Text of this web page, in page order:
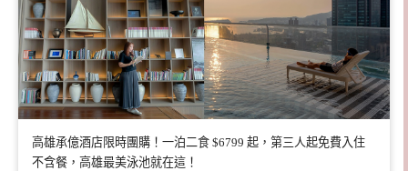
高雄承億酒店限時團購！一泊二食 $6799 起，第三人起免費入住
不含餐，高雄最美泳池就在這！